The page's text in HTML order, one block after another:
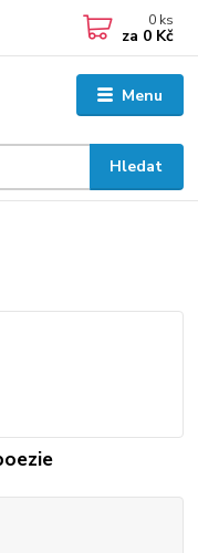
Menu
Hledat
0 ks
za 0 Kč